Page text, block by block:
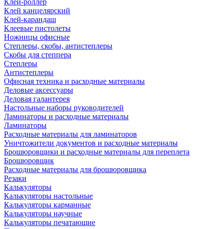
Клей-роллер
Клей канцелярский
Клей-карандаш
Клеевые пистолеты
Ножницы офисные
Степлеры, скобы, антистеплеры
Скобы для степпера
Степлеры
Антистеплеры
Офисная техника и расходные материалы
Деловые аксессуары
Деловая галантерея
Настольные наборы руководителей
Ламинаторы и расходные материалы
Ламинаторы
Расходные материалы для ламинаторов
Уничтожители документов и расходные материалы
Брошюровщики и расходные материалы для переплета
Брошюровщик
Расходные материалы для брошюровщика
Резаки
Калькуляторы
Калькуляторы настольные
Калькуляторы карманные
Калькуляторы научные
Калькуляторы печатающие